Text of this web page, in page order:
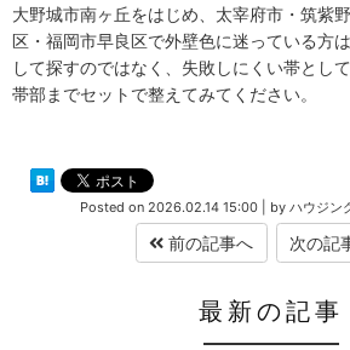
大野城市南ヶ丘をはじめ、太宰府市・筑紫
区・福岡市早良区で外壁色に迷っている方
して探すのではなく、失敗しにくい帯とし
帯部までセットで整えてみてください。
Posted on 2026.02.14 15:00 by ハウジン
前の記事へ 次の記
最新の記事